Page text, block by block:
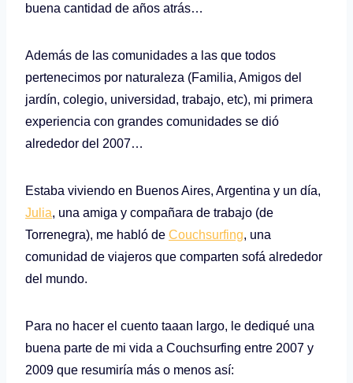
buena cantidad de años atrás…
Además de las comunidades a las que todos
pertenecimos por naturaleza (Familia, Amigos del
jardín, colegio, universidad, trabajo, etc), mi primera
experiencia con grandes comunidades se dió
alrededor del 2007…
Estaba viviendo en Buenos Aires, Argentina y un día,
Julia, una amiga y compañara de trabajo (de
Torrenegra), me habló de Couchsurfing, una
comunidad de viajeros que comparten sofá alrededor
del mundo.
Para no hacer el cuento taaan largo, le dediqué una
buena parte de mi vida a Couchsurfing entre 2007 y
2009 que resumiría más o menos así: